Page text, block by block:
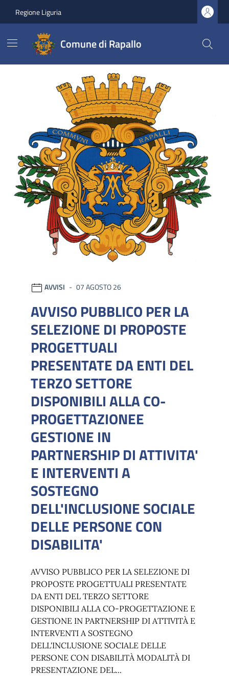
Regione Liguria
Comune di Rapallo
Comune di Rapallo
Ultime notizie
AVVISI 07 AGOSTO 26
AVVISO PUBBLICO PER LA
SELEZIONE DI PROPOSTE
PROGETTUALI
PRESENTATE DA ENTI DEL
TERZO SETTORE
DISPONIBILI ALLA CO-
PROGETTAZIONEE
GESTIONE IN
PARTNERSHIP DI ATTIVITA'
E INTERVENTI A
SOSTEGNO
DELL'INCLUSIONE SOCIALE
DELLE PERSONE CON
DISABILITA'
AVVISO PUBBLICO PER LA SELEZIONE DI
PROPOSTE PROGETTUALI PRESENTATE
DA ENTI DEL TERZO SETTORE
DISPONIBILI ALLA CO-PROGETTAZIONE E
GESTIONE IN PARTNERSHIP DI ATTIVITÀ E
INTERVENTI A SOSTEGNO
DELL'INCLUSIONE SOCIALE DELLE
PERSONE CON DISABILITÀ MODALITÀ DI
PRESENTAZIONE DEL...